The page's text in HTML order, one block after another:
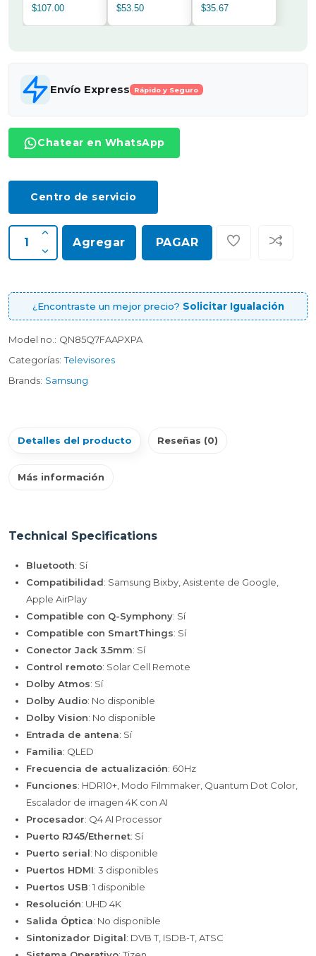
$107.00 $53.50 $35.67
Envío Express Rápido y Seguro
Chatear en WhatsApp
Centro de servicio
Agregar PAGAR
¿Encontraste un mejor precio? Solicitar Igualación
Model no.: QN85Q7FAAPXPA
Categorías: Televisores
Brands: Samsung
Detalles del producto Reseñas (0)
Más información
Technical Specifications
Bluetooth: Sí
Compatibilidad: Samsung Bixby, Asistente de Google,
Apple AirPlay
Compatible con Q-Symphony: Sí
Compatible con SmartThings: Sí
Conector Jack 3.5mm: Sí
Control remoto: Solar Cell Remote
Dolby Atmos: Sí
Dolby Audio: No disponible
Dolby Vision: No disponible
Entrada de antena: Sí
Familia: QLED
Frecuencia de actualización: 60Hz
Funciones: HDR10+, Modo Filmmaker, Quantum Dot Color,
Escalador de imagen 4K con AI
Procesador: Q4 AI Processor
Puerto RJ45/Ethernet: Sí
Puerto serial: No disponible
Puertos HDMI: 3 disponibles
Puertos USB: 1 disponible
Resolución: UHD 4K
Salida Óptica: No disponible
Sintonizador Digital: DVB T, ISDB-T, ATSC